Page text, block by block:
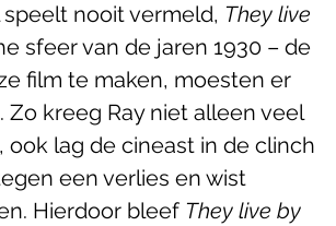
nooit vermeld, They live
sfeer van de jaren 1930 – de
film te maken, moesten er
kreeg Ray niet alleen veel
lag de cineast in de clinch
een verlies en wist
Hierdoor bleef They live by